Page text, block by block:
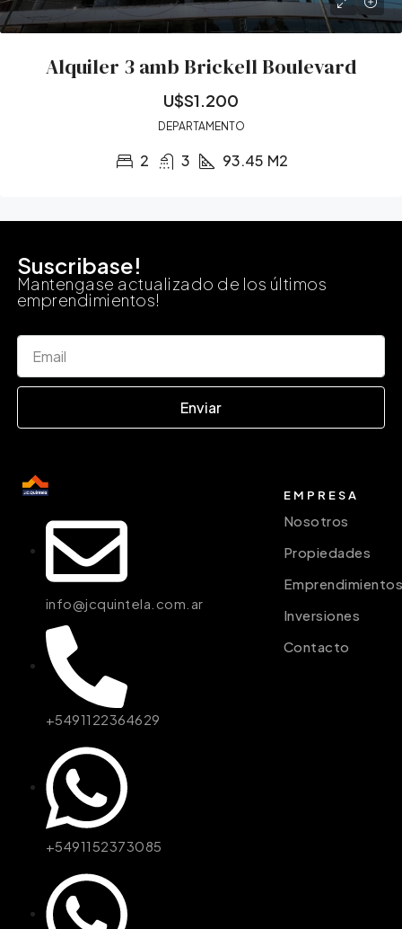
Alquiler 3 amb Brickell Boulevard
U$S1.200
DEPARTAMENTO
2 3 93.45 M2
Suscribase!
Mantengase actualizado de los últimos
emprendimientos!
Enviar
info@jcquintela.com.ar
+5491122364629
+5491152373085
EMPRESA
Nosotros
Propiedades
Inversiones
Contacto